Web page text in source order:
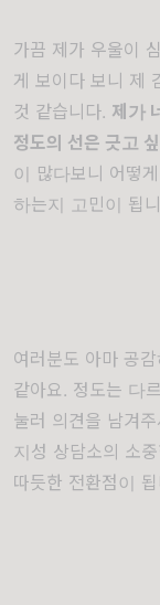
가끔 제가 우울이
게 보이다 보니 제
것 같습니다. 제가
정도의 선은 긋고
이 많다보니 어떻
하는지 고민이 됩
여러분도 아마 공
같아요. 정도는 다
눌러 의견을 남겨
지성 상담소의 소
따듯한 전환점이